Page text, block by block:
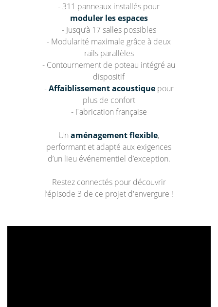
- 311 panneaux installés pour
moduler les espaces
- Jusqu’à 17 salles possibles
- Modularité maximale grâce à deux
rails parallèles
- Contournement de poteau intégré au
dispositif
-Affaiblissement acoustiquepour
plus de confort
- Fabrication française
Unaménagement flexible,
performant et adapté aux exigences
d’un lieu événementiel d’exception.
Restez connectés pour découvrir
l’épisode 3 de ce projet d'envergure !